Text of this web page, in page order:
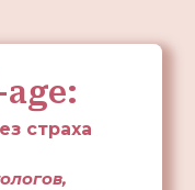
страха